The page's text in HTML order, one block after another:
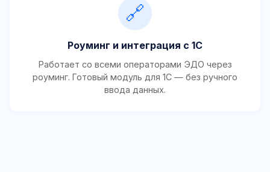
🔗
Роуминг и интеграция с 1С
Работает со всеми операторами ЭДО через
роуминг. Готовый модуль для 1С — без ручного
ввода данных.